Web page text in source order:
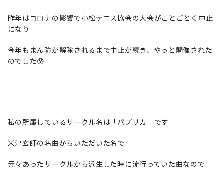
昨年はコロナの影響で小松テニス協会の大会がことごとく中止
になり
今年もまん防が解除されるまで中止が続き、やっと開催された
のでした😰
私の所属しているサークル名は「パプリカ」です
米津玄師の名曲からいただいた名で
元々あったサークルから派生した時に流行っていた曲なので